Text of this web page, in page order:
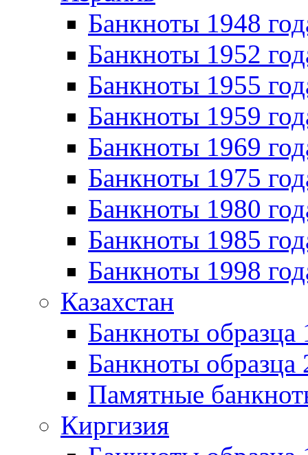
Банкноты 1948
Банкноты 1952
Банкноты 1955
Банкноты 1959
Банкноты 1969
Банкноты 1975
Банкноты 1980
Банкноты 1985
Банкноты 1998
Казахстан
Банкноты
Банкноты образца
Памятные
Киргизия